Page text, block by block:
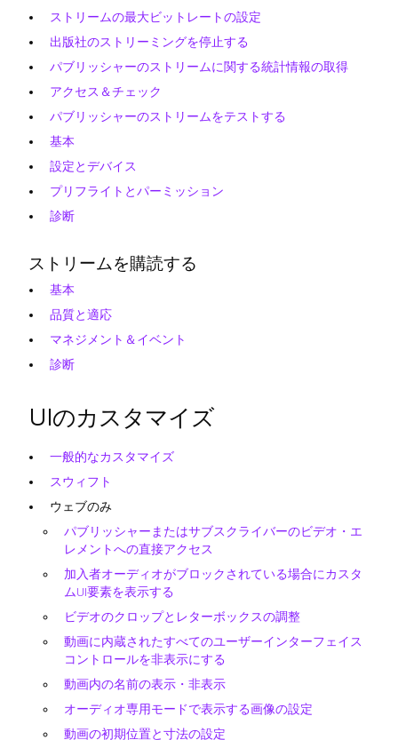
ストリームの最大ビットレートの設定
出版社のストリーミングを停止する
パブリッシャーのストリームに関する統計情報の取得
アクセス＆チェック
パブリッシャーのストリームをテストする
基本
設定とデバイス
プリフライトとパーミッション
診断
ストリームを購読する
基本
品質と適応
マネジメント＆イベント
診断
UIのカスタマイズ
一般的なカスタマイズ
スウィフト
ウェブのみ
パブリッシャーまたはサブスクライバーのビデオ・エ
レメントへの直接アクセス
加入者オーディオがブロックされている場合にカスタ
ムUI要素を表示する
ビデオのクロップとレターボックスの調整
動画に内蔵されたすべてのユーザーインターフェイス
コントロールを非表示にする
動画内の名前の表示・非表示
オーディオ専用モードで表示する画像の設定
動画の初期位置と寸法の設定